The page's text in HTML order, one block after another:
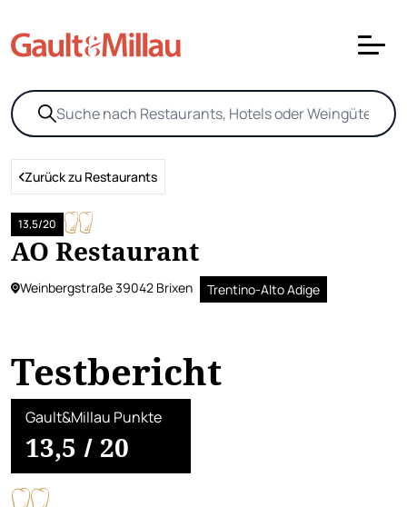
Zurück zu Restaurants
AO Restaurant
13,5/20
Weinbergstraße 39042 Brixen Trentino-Alto Adige
Testbericht
Gault&Millau Punkte
13,5 / 20